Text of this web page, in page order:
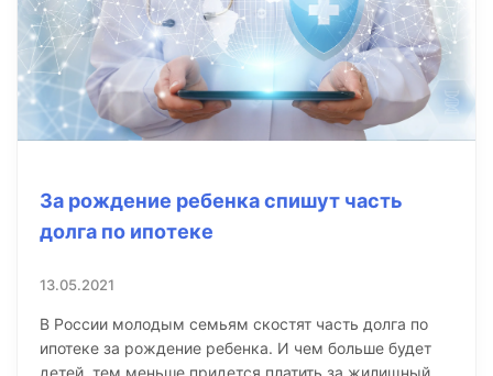
За рождение ребенка спишут часть
долга по ипотеке
13.05.2021
В России молодым семьям скостят часть долга по
ипотеке за рождение ребенка. И чем больше будет
детей, тем меньше придется платить за жилищный